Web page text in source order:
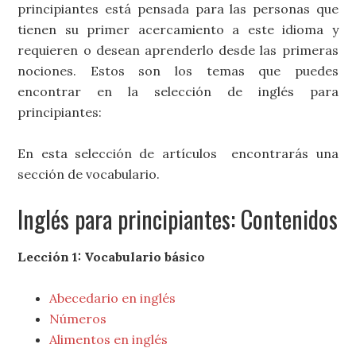
principiantes está pensada para las personas que
tienen su primer acercamiento a este idioma y
requieren o desean aprenderlo desde las primeras
nociones. Estos son los temas que puedes
encontrar en la selección de inglés para
principiantes:
En esta selección de artículos encontrarás una
sección de vocabulario.
Inglés para principiantes: Contenidos
Lección 1: Vocabulario básico
Abecedario en inglés
Números
Alimentos en inglés